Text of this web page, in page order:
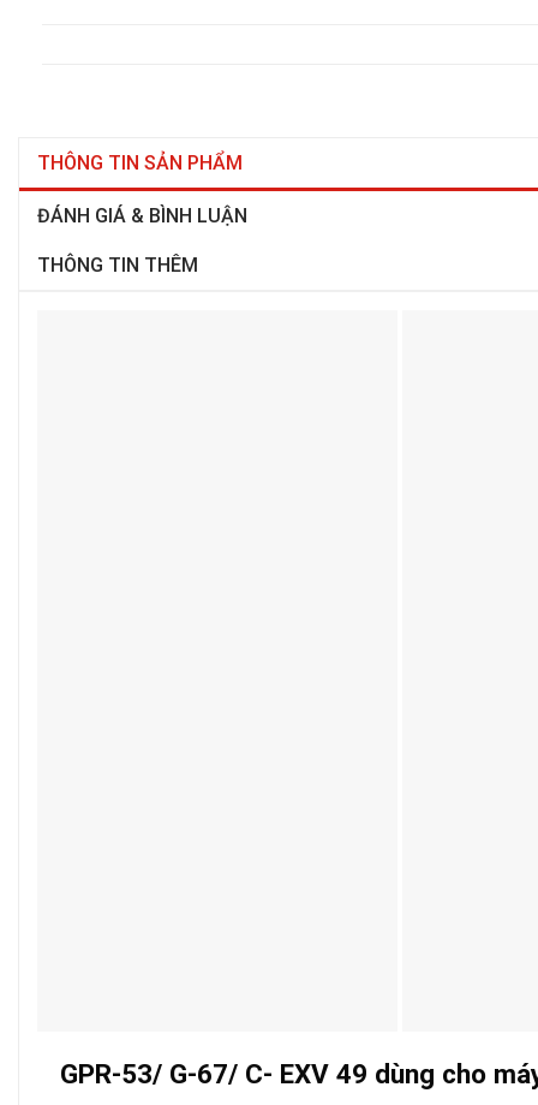
THÔNG TIN SẢN PHẨM
ĐÁNH GIÁ & BÌNH LUẬN
THÔNG TIN THÊM
GPR-53/ G-67/ C- EXV 49 dùng cho